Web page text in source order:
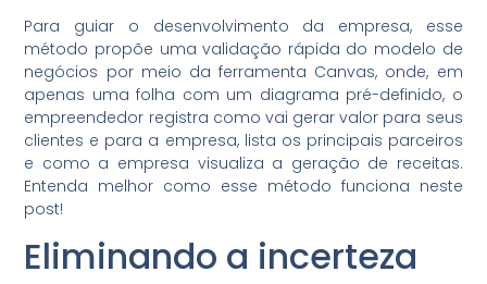
Para guiar o desenvolvimento da empresa, esse
método propõe uma validação rápida do modelo de
negócios por meio da ferramenta Canvas, onde, em
apenas uma folha com um diagrama pré-definido, o
empreendedor registra como vai gerar valor para seus
clientes e para a empresa, lista os principais parceiros
e como a empresa visualiza a geração de receitas.
Entenda melhor como esse método funciona neste
post!
Eliminando a incerteza